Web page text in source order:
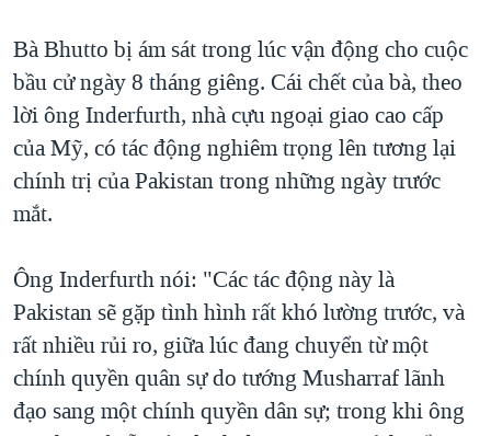
Bà Bhutto bị ám sát trong lúc vận động cho cuộc
bầu cử ngày 8 tháng giêng. Cái chết của bà, theo
lời ông Inderfurth, nhà cựu ngoại giao cao cấp
của Mỹ, có tác động nghiêm trọng lên tương lại
chính trị của Pakistan trong những ngày trước
mắt.
Ông Inderfurth nói: "Các tác động này là
Pakistan sẽ gặp tình hình rất khó lường trước, và
rất nhiều rủi ro, giữa lúc đang chuyển từ một
chính quyền quân sự do tướng Musharraf lãnh
đạo sang một chính quyền dân sự; trong khi ông